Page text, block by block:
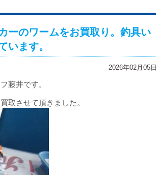
ーのワームをお買取り。釣具い
います。
2026年02月05日
藤井です。
取させて頂きました。